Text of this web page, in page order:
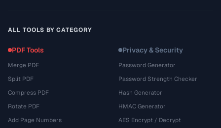
ALL TOOLS BY CATEGORY
PDF Tools
Merge PDF
Split PDF
Compress PDF
Rotate PDF
Add Page Numbers
Privacy & Security
Password Generator
Password Strength Checker
Hash Generator
HMAC Generator
AES Encrypt / Decrypt